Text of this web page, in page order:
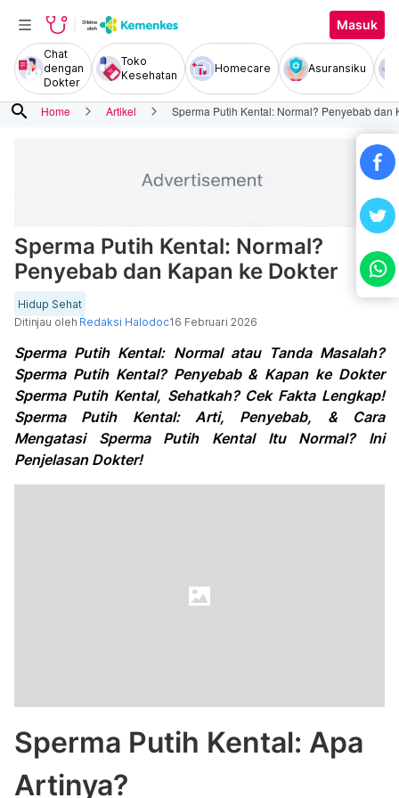
Masuk
Chat
dengan
Dokter
Toko
Kesehatan
Homecare Asuransiku
search Home Artikel Sperma Putih Kental: Normal? Penyebab dan
Sperma Putih Kental: Normal?
Penyebab dan Kapan ke Dokter
Hidup Sehat
Ditinjau oleh Redaksi Halodoc16 Februari 2026
Sperma Putih Kental: Normal atau Tanda Masalah?
Sperma Putih Kental? Penyebab & Kapan ke Dokter
Sperma Putih Kental, Sehatkah? Cek Fakta Lengkap!
Sperma Putih Kental: Arti, Penyebab, & Cara
Mengatasi Sperma Putih Kental Itu Normal? Ini
Penjelasan Dokter!
Sperma Putih Kental: Apa
Artinya?